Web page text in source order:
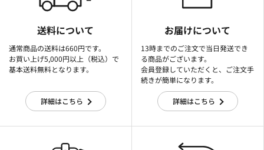
送料について
通常商品の送料は660円です。
お買い上げ5,000円以上（税込）で
基本送料無料となります。
詳細はこちら
お届けについて
13時までのご注文で当日発送でき
る商品がございます。
会員登録していただくと、ご注文手
続きが簡単になります。
詳細はこちら